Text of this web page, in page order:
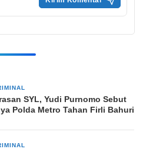
SYL, Yudi Purnomo Sebut
Polda Metro Tahan Firli Bahuri